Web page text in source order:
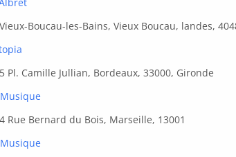
Vieux-Boucau-les-Bains, Vieux Boucau, landes,
5 Pl. Camille Jullian, Bordeaux, 33000, Gironde
4 Rue Bernard du Bois, Marseille, 13001